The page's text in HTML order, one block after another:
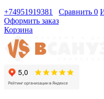
+74951919381
Сравнить 0
Оформить заказ
Корзина